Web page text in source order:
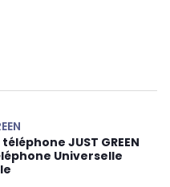
JUST GREEN
Universelle